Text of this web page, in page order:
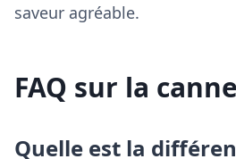
saveur agréable.
FAQ sur la
Quelle est la